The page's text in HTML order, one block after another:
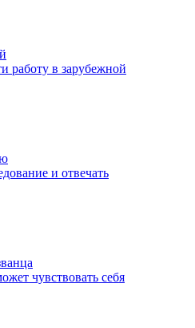
работу в зарубежной
и отвечать
чувствовать себя